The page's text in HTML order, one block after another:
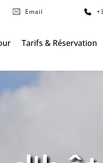
Email
Tarifs & Réservation